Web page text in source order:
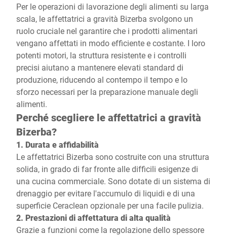
Per le operazioni di lavorazione degli alimenti su larga
scala, le affettatrici a gravità Bizerba svolgono un
ruolo cruciale nel garantire che i prodotti alimentari
vengano affettati in modo efficiente e costante. I loro
potenti motori, la struttura resistente e i controlli
precisi aiutano a mantenere elevati standard di
produzione, riducendo al contempo il tempo e lo
sforzo necessari per la preparazione manuale degli
alimenti.
Perché scegliere le affettatrici a gravità
Bizerba?
1. Durata e affidabilità
Le affettatrici Bizerba sono costruite con una struttura
solida, in grado di far fronte alle difficili esigenze di
una cucina commerciale. Sono dotate di un sistema di
drenaggio per evitare l'accumulo di liquidi e di una
superficie Ceraclean opzionale per una facile pulizia.
2. Prestazioni di affettatura di alta qualità
Grazie a funzioni come la regolazione dello spessore